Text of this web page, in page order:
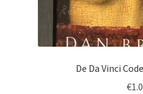
De Da Vinci
€